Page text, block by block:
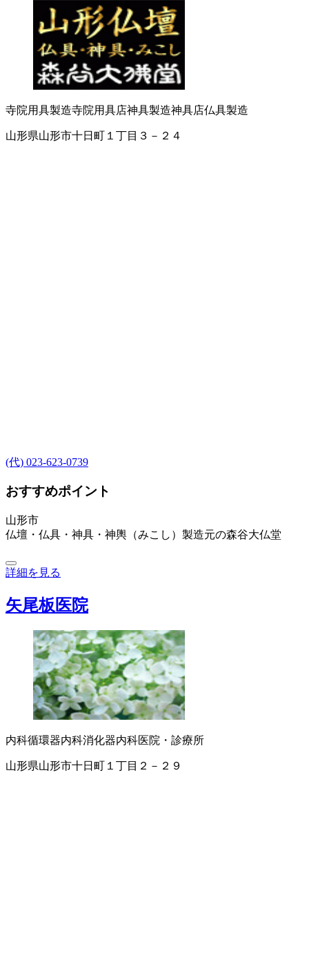
寺院用具製造寺院用具店神具製造神具店仏具製造
山形県山形市十日町１丁目３－２４
(代) 023-623-0739
おすすめポイント
山形市
仏壇・仏具・神具・神輿（みこし）製造元の森谷大仏堂
詳細を見る
矢尾板医院
内科循環器内科消化器内科医院・診療所
山形県山形市十日町１丁目２－２９